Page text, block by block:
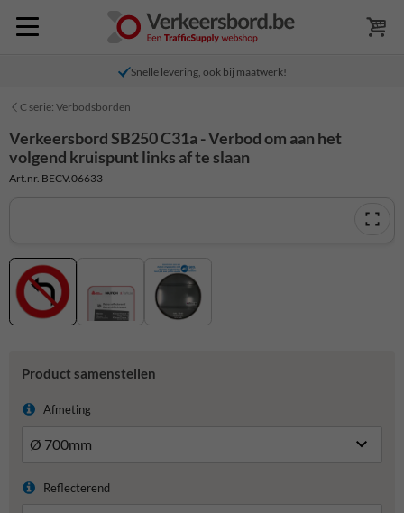
Snelle levering, ook bij maatwerk!
C serie: Verbodsborden
Verkeersbord SB250 C31a - Verbod om aan het
volgend kruispunt links af te slaan
Art.nr. BECV.06633
Product samenstellen
Afmeting
Reflecterend